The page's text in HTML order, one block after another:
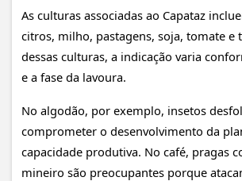
As culturas associadas ao Capataz
citros, milho, pastagens, soja, tomate e
dessas culturas, a indicação varia
e a fase da lavoura.
No algodão, por exemplo, insetos
comprometer o desenvolvimento da
capacidade produtiva. No café, pragas
mineiro são preocupantes porque